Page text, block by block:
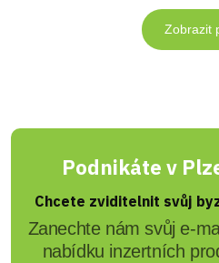
Zobrazit
Podnikáte v
Chcete zviditelnit svůj
Zanechte nám svůj e-
nabídku inzertních